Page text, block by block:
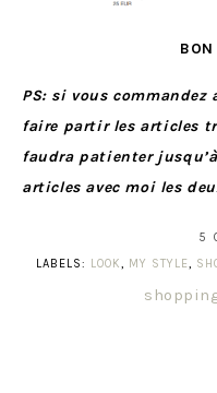
PS: si vous
faire partir les articles
faudra patienter
articles avec moi les
5
LABELS: LOOK MY STYLE